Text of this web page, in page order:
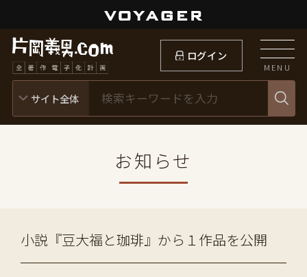
ログイン
MENU
お知らせ
小説『豆大福と珈琲』から１作品を公開